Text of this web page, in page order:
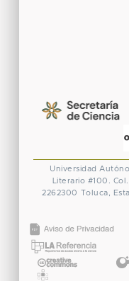
Universidad
Literario #100.
2262300 Toluca,